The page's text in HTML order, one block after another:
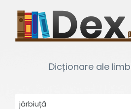
Dicționare ale